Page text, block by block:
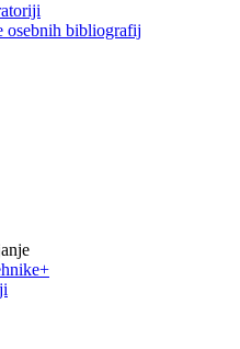
osebnih bibliografij